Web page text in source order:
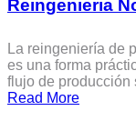
Reingenieria
La reingeniería de
es una forma
flujo de producción
Read More